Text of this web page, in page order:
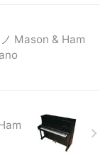
Mason & Ham